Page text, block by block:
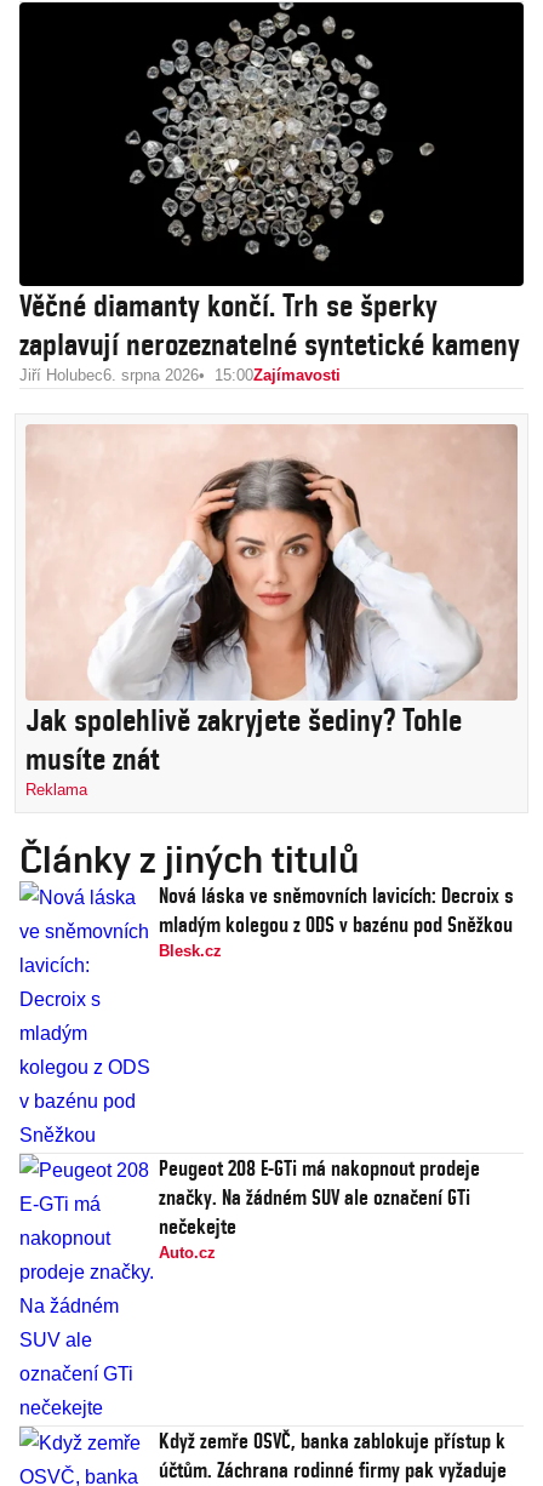
Věčné diamanty končí. Trh se šperky
zaplavují nerozeznatelné syntetické kameny
Jiří Holubec6. srpna 2026 15:00Zajímavosti
Jak spolehlivě zakryjete šediny? Tohle
musíte znát
Reklama
Články z jiných titulů
Nová láska ve sněmovních lavicích: Decroix s
mladým kolegou z ODS v bazénu pod Sněžkou
Blesk.cz
Peugeot 208 E-GTi má nakopnout prodeje
značky. Na žádném SUV ale označení GTi
nečekejte
Auto.cz
Když zemře OSVČ, banka zablokuje přístup k
účtům. Záchrana rodinné firmy pak vyžaduje